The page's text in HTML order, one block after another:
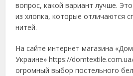
вопрос, какой вариант лучше.
из хлопка, которые отличаются
нитей.
На сайте интернет магазина
Украине» https://
огромный выбор постельного